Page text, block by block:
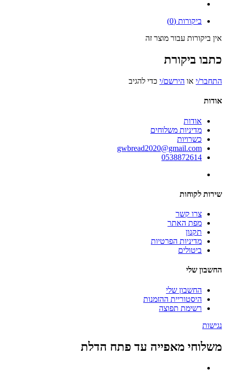
ביקורות (0)
אין ביקורות עבור מוצר זה
כתבו ביקורת
התחבר/י או הירשם/י כדי להגיב
אודות
אודות
מדיניות משלוחים
כשרויות
gwbread2020@gmail.com
0538872614
שירות לקוחות
צרו קשר
מפת האתר
תקנון
מדיניות הפרטיות
ביטולים
החשבון שלי
החשבון שלי
היסטוריית ההזמנות
רשימת תפוצה
נגישות
משלוחי מאפייה עד פתח הדלת